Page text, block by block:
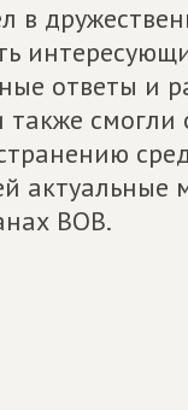
в
ответы и
также
актуальные
ВОВ.